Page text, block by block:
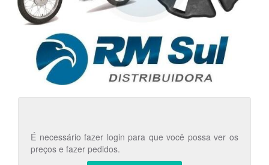
É necessário fazer login para que você possa ver os
preços e fazer pedidos.